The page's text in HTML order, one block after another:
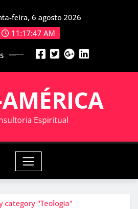
feira, 6 agosto 2026
11:17:47 AM
Espiritual
category "Teologia"